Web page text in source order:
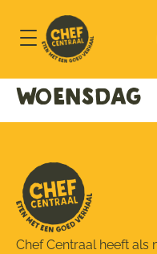
Woensdag
Chef Centraal heeft als